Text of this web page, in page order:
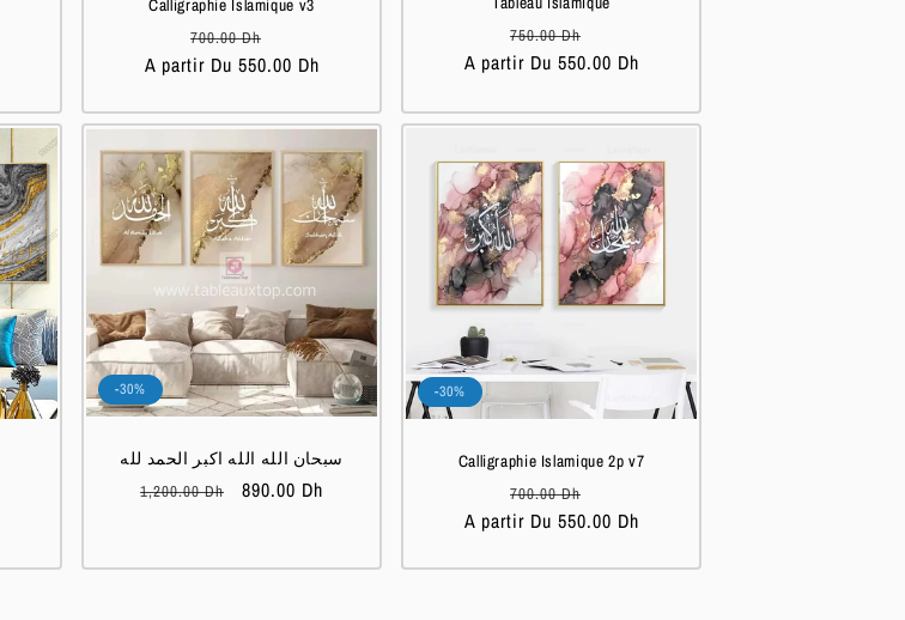
Calligraphie Islamique v3
Prix
habituel
700.00 Dh
soldé
A partir Du 550.00 Dh
Prix
habituel
750.00 Dh
soldé
A partir Du 550.00 Dh
-30%
سبحان الله الله اكبر الحمد لله
Prix
1,200.00 Dh
Prix
890.00 Dh
-30%
Calligraphie Islamique 2p v7
Prix
habituel
700.00 Dh
soldé
A partir Du 550.00 Dh